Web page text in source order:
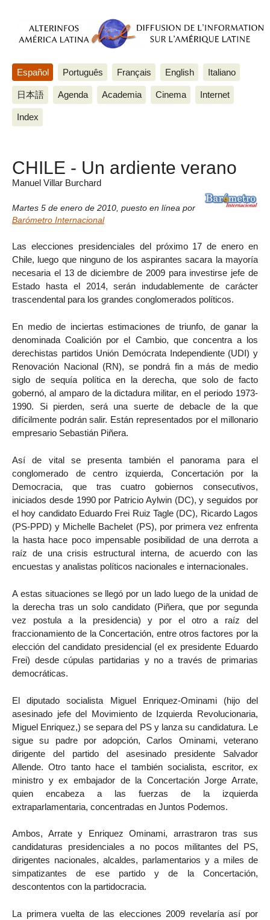
Español Português Français English Italiano
日本語 Agenda Academia Cinema Internet
Index
CHILE - Un ardiente verano
Manuel Villar Burchard
Martes 5 de enero de 2010 puesto en línea por
Barómetro Internacional
Las elecciones presidenciales del próximo 17 de enero en
Chile, luego que ninguno de los aspirantes sacara la mayoría
necesaria el 13 de diciembre de 2009 para investirse jefe de
Estado hasta el 2014, serán indudablemente de carácter
trascendental para los grandes conglomerados políticos.
En medio de inciertas estimaciones de triunfo, de ganar la
denominada Coalición por el Cambio, que concentra a los
derechistas partidos Unión Demócrata Independiente (UDI) y
Renovación Nacional (RN), se pondrá fin a más de medio
siglo de sequía política en la derecha, que solo de facto
gobernó, al amparo de la dictadura militar, en el periodo 1973-
1990. Si pierden, será una suerte de debacle de la que
difícilmente podrán salir. Están representados por el millonario
empresario Sebastián Piñera.
Así de vital se presenta también el panorama para el
conglomerado de centro izquierda, Concertación por la
Democracia, que tras cuatro gobiernos consecutivos,
iniciados desde 1990 por Patricio Aylwin (DC), y seguidos por
el hoy candidato Eduardo Frei Ruiz Tagle (DC), Ricardo Lagos
(PS-PPD) y Michelle Bachelet (PS), por primera vez enfrenta
la hasta hace poco impensable posibilidad de una derrota a
raíz de una crisis estructural interna, de acuerdo con las
encuestas y analistas políticos nacionales e internacionales.
A estas situaciones se llegó por un lado luego de la unidad de
la derecha tras un solo candidato (Piñera, que por segunda
vez postula a la presidencia) y por el otro a raíz del
fraccionamiento de la Concertación, entre otros factores por la
elección del candidato presidencial (el ex presidente Eduardo
Frei) desde cúpulas partidarias y no a través de primarias
democráticas.
El diputado socialista Miguel Enriquez-Ominami (hijo del
asesinado jefe del Movimiento de Izquierda Revolucionaria,
Miguel Enriquez,) se separa del PS y lanza su candidatura. Le
sigue su padre por adopción, Carlos Ominami, veterano
dirigente del partido del asesinado presidente Salvador
Allende. Otro tanto hace el también socialista, escritor, ex
ministro y ex embajador de la Concertación Jorge Arrate,
quien encabeza a las fuerzas de la izquierda
extraparlamentaria, concentradas en Juntos Podemos.
Ambos, Arrate y Enriquez Ominami, arrastraron tras sus
candidaturas presidenciales a no pocos militantes del PS,
dirigentes nacionales, alcaldes, parlamentarios y a miles de
simpatizantes de ese partido y de la Concertación,
descontentos con la partidocracia.
La primera vuelta de las elecciones 2009 revelaría así por